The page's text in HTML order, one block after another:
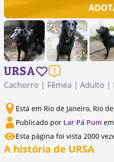
URSA
Cachorro | Fêmea | Adulto |
Está em Rio de Janeiro, Rio
Publicado por Lar Pá Pum
Esta página foi vista 2000
A história de URSA